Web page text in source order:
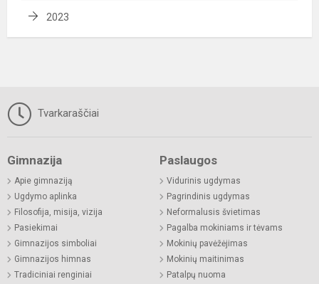
2023
Tvarkaraščiai
Gimnazija
Apie gimnaziją
Ugdymo aplinka
Filosofija, misija, vizija
Pasiekimai
Gimnazijos simboliai
Gimnazijos himnas
Tradiciniai renginiai
Paslaugos
Vidurinis ugdymas
Pagrindinis ugdymas
Neformalusis švietimas
Pagalba mokiniams ir tėvams
Mokinių pavėžėjimas
Mokinių maitinimas
Patalpų nuoma